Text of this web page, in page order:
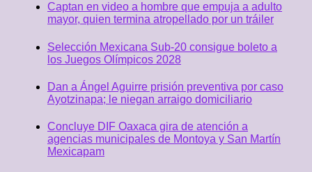
Captan en video a hombre que empuja a adulto
mayor, quien termina atropellado por un tráiler
Selección Mexicana Sub-20 consigue boleto a
los Juegos Olímpicos 2028
Dan a Ángel Aguirre prisión preventiva por caso
Ayotzinapa; le niegan arraigo domiciliario
Concluye DIF Oaxaca gira de atención a
agencias municipales de Montoya y San Martín
Mexicapam